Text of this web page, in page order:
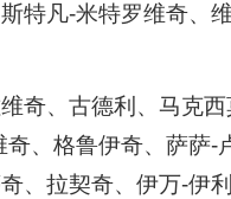
特凡-米特罗维奇、
奇、古德利、马克
奇、格鲁伊奇、萨萨-
、拉契奇、伊万-伊利